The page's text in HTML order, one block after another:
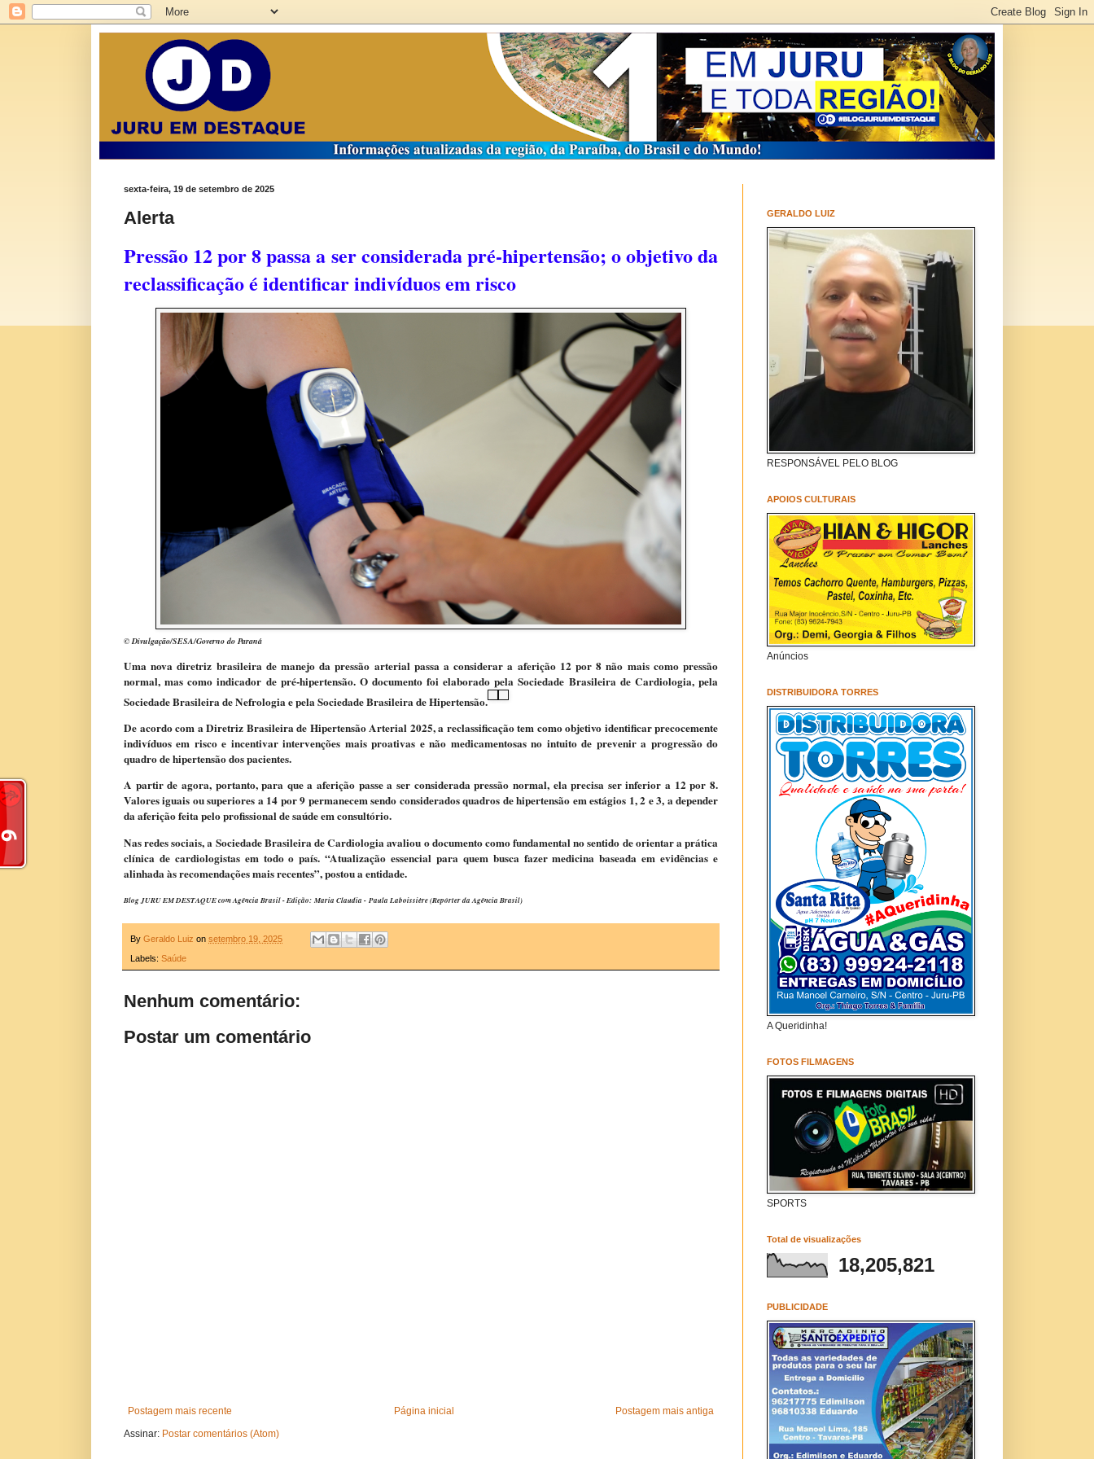
sexta-feira, 19 de setembro de 2025
Alerta
Pressão 12 por 8 passa a ser considerada pré-hipertensão; o objetivo da
reclassificação é identificar indivíduos em risco
© Divulgação/SESA/Governo do Paraná
Uma nova diretriz brasileira de manejo da pressão arterial passa a considerar a aferição 12 por 8 não mais como pressão
normal, mas como indicador de pré-hipertensão. O documento foi elaborado pela Sociedade Brasileira de Cardiologia, pela
Sociedade Brasileira de Nefrologia e pela Sociedade Brasileira de Hipertensão.
De acordo com a Diretriz Brasileira de Hipertensão Arterial 2025, a reclassificação tem como objetivo identificar precocemente
indivíduos em risco e incentivar intervenções mais proativas e não medicamentosas no intuito de prevenir a progressão do
quadro de hipertensão dos pacientes.
A partir de agora, portanto, para que a aferição passe a ser considerada pressão normal, ela precisa ser inferior a 12 por 8.
Valores iguais ou superiores a 14 por 9 permanecem sendo considerados quadros de hipertensão em estágios 1, 2 e 3, a depender
da aferição feita pelo profissional de saúde em consultório.
Nas redes sociais, a Sociedade Brasileira de Cardiologia avaliou o documento como fundamental no sentido de orientar a prática
clínica de cardiologistas em todo o país. “Atualização essencial para quem busca fazer medicina baseada em evidências e
alinhada às recomendações mais recentes”, postou a entidade.
Blog JURU EM DESTAQUE com Agência Brasil - Edição: Maria Claudia - Paula Laboissière (Repórter da Agência Brasil)
By Geraldo Luiz on setembro 19, 2025
Labels: Saúde
Nenhum comentário:
Postar um comentário
Postagem mais recente Postagem mais antiga
Página inicial
Assinar: Postar comentários (Atom)
GERALDO LUIZ
RESPONSÁVEL PELO BLOG
APOIOS CULTURAIS
Anúncios
DISTRIBUIDORA TORRES
A Queridinha!
FOTOS FILMAGENS
SPORTS
Total de visualizações
18,205,821
PUBLICIDADE